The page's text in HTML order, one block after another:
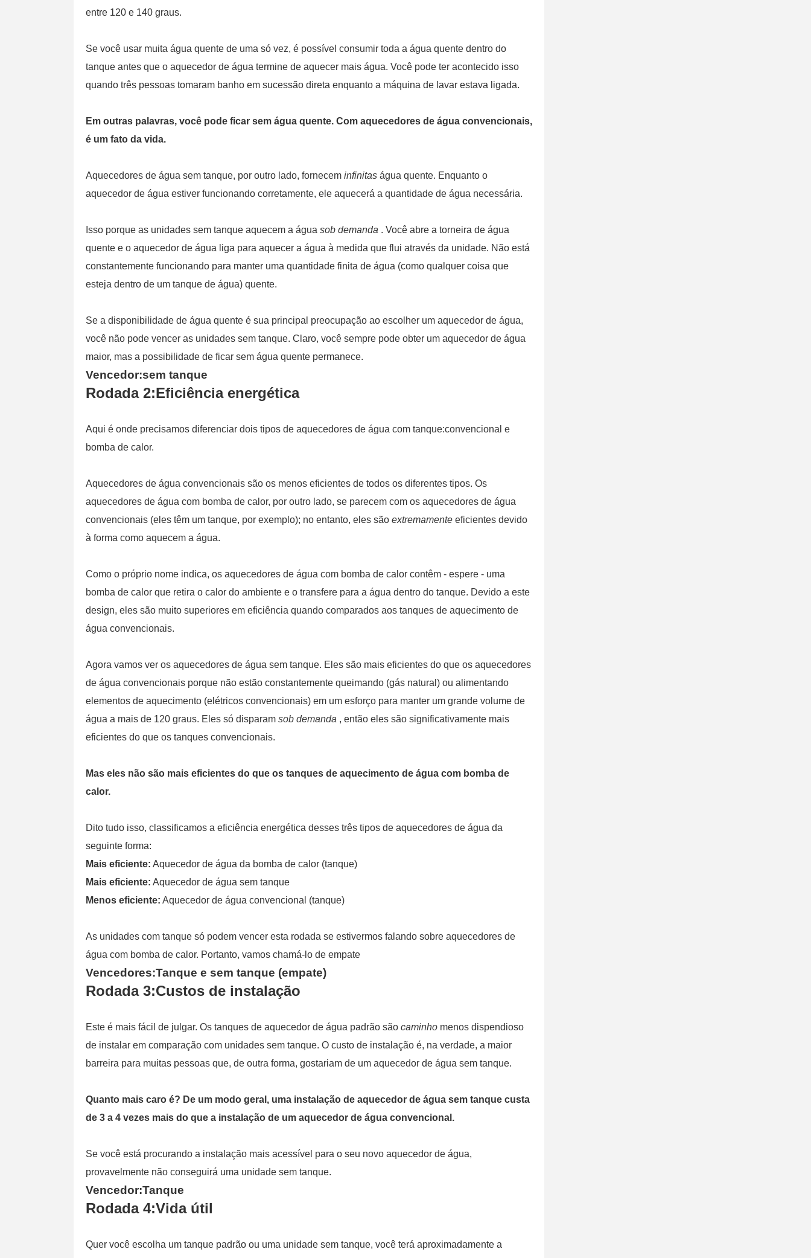
entre 120 e 140 graus.
Se você usar muita água quente de uma só vez, é possível consumir toda a água quente dentro do
tanque antes que o aquecedor de água termine de aquecer mais água. Você pode ter acontecido isso
quando três pessoas tomaram banho em sucessão direta enquanto a máquina de lavar estava ligada.
Em outras palavras, você pode ficar sem água quente. Com aquecedores de água convencionais,
é um fato da vida.
Aquecedores de água sem tanque, por outro lado, fornecem infinitas água quente. Enquanto o
aquecedor de água estiver funcionando corretamente, ele aquecerá a quantidade de água necessária.
Isso porque as unidades sem tanque aquecem a água sob demanda . Você abre a torneira de água
quente e o aquecedor de água liga para aquecer a água à medida que flui através da unidade. Não está
constantemente funcionando para manter uma quantidade finita de água (como qualquer coisa que
esteja dentro de um tanque de água) quente.
Se a disponibilidade de água quente é sua principal preocupação ao escolher um aquecedor de água,
você não pode vencer as unidades sem tanque. Claro, você sempre pode obter um aquecedor de água
maior, mas a possibilidade de ficar sem água quente permanece.
Vencedor:sem tanque
Rodada 2:Eficiência energética
Aqui é onde precisamos diferenciar dois tipos de aquecedores de água com tanque:convencional e
bomba de calor.
Aquecedores de água convencionais são os menos eficientes de todos os diferentes tipos. Os
aquecedores de água com bomba de calor, por outro lado, se parecem com os aquecedores de água
convencionais (eles têm um tanque, por exemplo); no entanto, eles são extremamente eficientes devido
à forma como aquecem a água.
Como o próprio nome indica, os aquecedores de água com bomba de calor contêm - espere - uma
bomba de calor que retira o calor do ambiente e o transfere para a água dentro do tanque. Devido a este
design, eles são muito superiores em eficiência quando comparados aos tanques de aquecimento de
água convencionais.
Agora vamos ver os aquecedores de água sem tanque. Eles são mais eficientes do que os aquecedores
de água convencionais porque não estão constantemente queimando (gás natural) ou alimentando
elementos de aquecimento (elétricos convencionais) em um esforço para manter um grande volume de
água a mais de 120 graus. Eles só disparam sob demanda , então eles são significativamente mais
eficientes do que os tanques convencionais.
Mas eles não são mais eficientes do que os tanques de aquecimento de água com bomba de
calor.
Dito tudo isso, classificamos a eficiência energética desses três tipos de aquecedores de água da
seguinte forma:
Mais eficiente: Aquecedor de água da bomba de calor (tanque)
Mais eficiente: Aquecedor de água sem tanque
Menos eficiente: Aquecedor de água convencional (tanque)
As unidades com tanque só podem vencer esta rodada se estivermos falando sobre aquecedores de
água com bomba de calor. Portanto, vamos chamá-lo de empate
Vencedores:Tanque e sem tanque (empate)
Rodada 3:Custos de instalação
Este é mais fácil de julgar. Os tanques de aquecedor de água padrão são caminho menos dispendioso
de instalar em comparação com unidades sem tanque. O custo de instalação é, na verdade, a maior
barreira para muitas pessoas que, de outra forma, gostariam de um aquecedor de água sem tanque.
Quanto mais caro é? De um modo geral, uma instalação de aquecedor de água sem tanque custa
de 3 a 4 vezes mais do que a instalação de um aquecedor de água convencional.
Se você está procurando a instalação mais acessível para o seu novo aquecedor de água,
provavelmente não conseguirá uma unidade sem tanque.
Vencedor:Tanque
Rodada 4:Vida útil
Quer você escolha um tanque padrão ou uma unidade sem tanque, você terá aproximadamente a